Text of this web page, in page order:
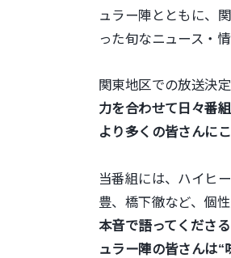
ュラー陣とともに、
った旬なニュース・
関東地区での放送決
力を合わせて日々番
より多くの皆さんに
当番組には、ハイヒ
豊、橋下徹など、個
本音で語ってくださ
ュラー陣の皆さんは“